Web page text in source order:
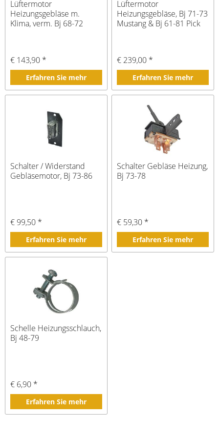
Lüftermotor
Heizungsgebläse m.
Klima, verm. Bj 68-72
€ 143,90 *
Erfahren Sie mehr
Lüftermotor
Heizungsgebläse, Bj 71-73
Mustang & Bj 61-81 Pick
€ 239,00 *
Erfahren Sie mehr
Schalter / Widerstand
Gebläsemotor, Bj 73-86
€ 99,50 *
Erfahren Sie mehr
Schalter Gebläse Heizung,
Bj 73-78
€ 59,30 *
Erfahren Sie mehr
Schelle Heizungsschlauch,
Bj 48-79
€ 6,90 *
Erfahren Sie mehr